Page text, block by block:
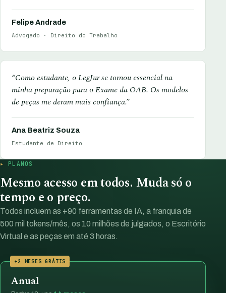
Felipe Andrade
Advogado · Direito do Trabalho
“Como estudante, o LegJur se tornou essencial na
minha preparação para o Exame da OAB. Os modelos
de peças me deram mais confiança.”
Ana Beatriz Souza
Estudante de Direito
PLANOS
Mesmo acesso em todos. Muda só o
tempo e o preço.
Todos incluem as +90 ferramentas de IA, a franquia de
500 mil tokens/mês, os 10 milhões de julgados, o Escritório
Virtual e as peças em até 3 horas.
+2 MESES GRÁTIS
Anual